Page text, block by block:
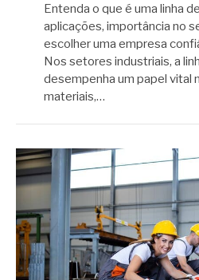
Entenda o que é uma linha
aplicações, importância no
escolher uma empresa
Nos setores industriais, a
desempenha um papel vital
materiais,…